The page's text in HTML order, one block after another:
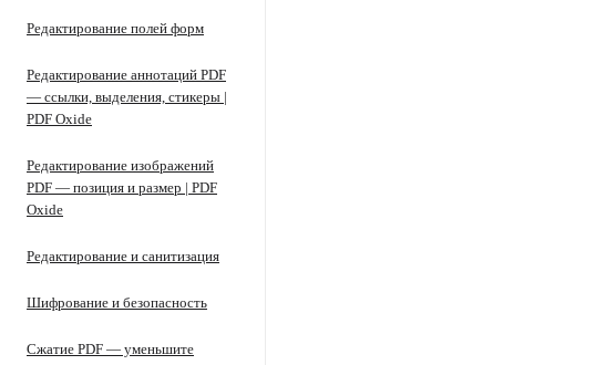
Редактирование полей форм
Редактирование аннотаций PDF
— ссылки, выделения, стикеры |
PDF Oxide
Редактирование изображений
PDF — позиция и размер | PDF
Oxide
Редактирование и санитизация
Шифрование и безопасность
Сжатие PDF — уменьшите